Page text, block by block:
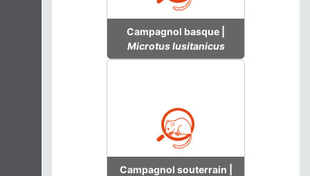
Campagnol basque |
Microtus lusitanicus
Campagnol souterrain |